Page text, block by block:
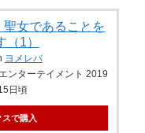
女であることを
（1）
ヨメレバ
ンターテイメント 2019
日頃
で購入